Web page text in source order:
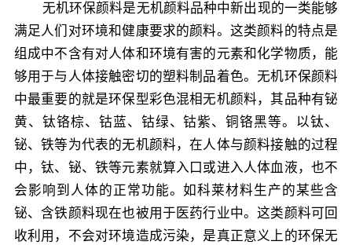
无机环保颜料是无机颜料品种中新出现的一类能够
满足人们对环境和健康要求的颜料。这类颜料的特点是
组成中不含有对人体和环境有害的元素和化学物质，能
够用于与人体接触密切的塑料制品着色。无机环保颜料
中最重要的就是环保型彩色混相无机颜料，其品种有铋
黄、钛铬棕、钴蓝、钴绿、钴紫、铜铬黑等。以钛、
铋、铁等为代表的无机颜料，在人体与颜料接触的过程
中，钛、铋、铁等元素就算入口或进入人体血液，也不
会影响到人体的正常功能。如科莱材料生产的某些含
铋、含铁颜料现在也被用于医药行业中。这类颜料可回
收利用，不会对环境造成污染，是真正意义上的环保无